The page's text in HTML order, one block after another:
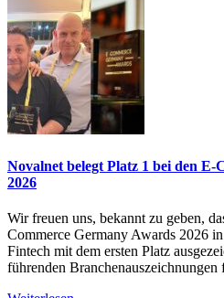
Novalnet belegt Platz 1 bei den
2026
Wir freuen uns, bekannt zu geben,
Commerce Germany Awards 2026
Fintech mit dem ersten Platz
führenden